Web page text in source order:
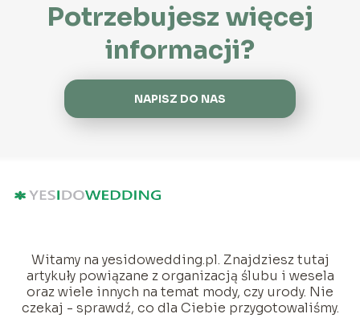
Potrzebujesz więcej
informacji?
NAPISZ DO NAS
Witamy na yesidowedding.pl. Znajdziesz tutaj
artykuły powiązane z organizacją ślubu i wesela
oraz wiele innych na temat mody, czy urody. Nie
czekaj - sprawdź, co dla Ciebie przygotowaliśmy.